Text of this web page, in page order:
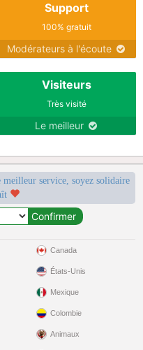
Support
100% gratuit
Modérateurs à l'écoute
Visiteurs
Très visité
Le meilleur
service, soyez solidaire
Canada
États-Unis
Mexique
Colombie
Animaux